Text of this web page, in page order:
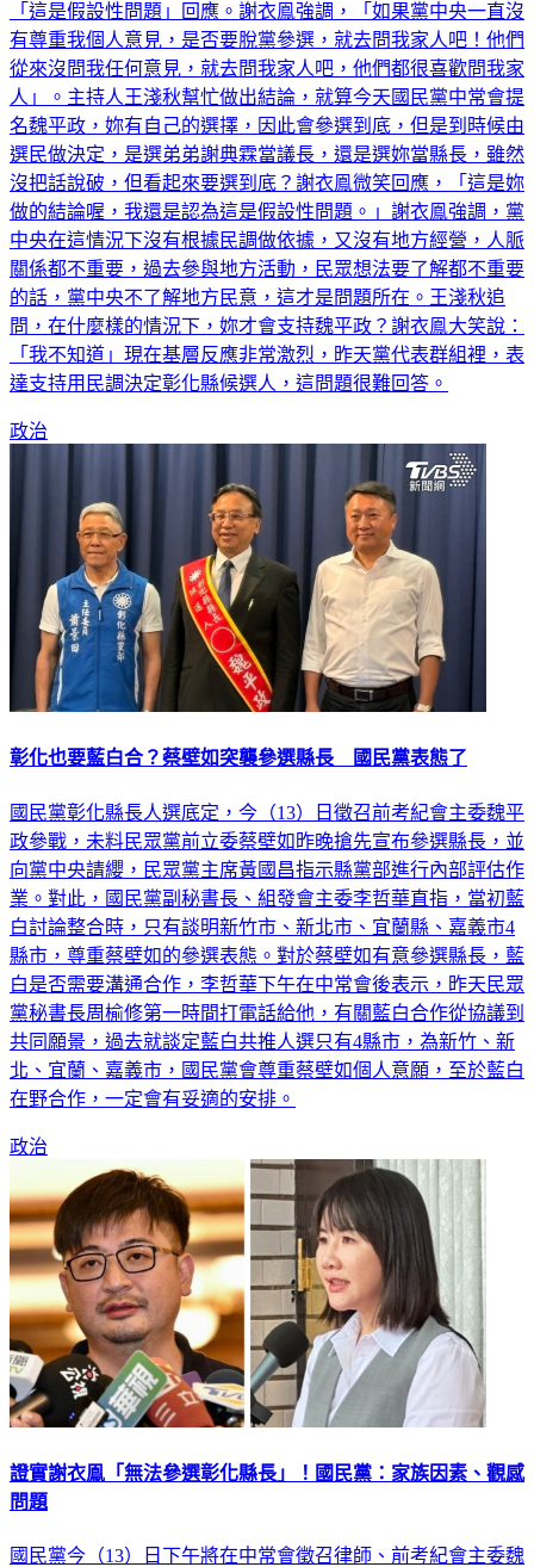
「這是假設性問題」回應。謝衣鳯強調，「如果黨中央一直沒
有尊重我個人意見，是否要脫黨參選，就去問我家人吧！他們
從來沒問我任何意見，就去問我家人吧，他們都很喜歡問我家
人」。主持人王淺秋幫忙做出結論，就算今天國民黨中常會提
名魏平政，妳有自己的選擇，因此會參選到底，但是到時候由
選民做決定，是選弟弟謝典霖當議長，還是選妳當縣長，雖然
沒把話說破，但看起來要選到底？謝衣鳯微笑回應，「這是妳
做的結論喔，我還是認為這是假設性問題。」謝衣鳯強調，黨
中央在這情況下沒有根據民調做依據，又沒有地方經營，人脈
關係都不重要，過去參與地方活動，民眾想法要了解都不重要
的話，黨中央不了解地方民意，這才是問題所在。王淺秋追
問，在什麼樣的情況下，妳才會支持魏平政？謝衣鳯大笑說：
「我不知道」現在基層反應非常激烈，昨天黨代表群組裡，表
達支持用民調決定彰化縣候選人，這問題很難回答。
政治
彰化也要藍白合？蔡壁如突襲參選縣長 國民黨表態了
國民黨彰化縣長人選底定，今（13）日徵召前考紀會主委魏平
政參戰，未料民眾黨前立委蔡壁如昨晚搶先宣布參選縣長，並
向黨中央請纓，民眾黨主席黃國昌指示縣黨部進行內部評估作
業。對此，國民黨副秘書長、組發會主委李哲華直指，當初藍
白討論整合時，只有談明新竹市、新北市、宜蘭縣、嘉義市4
縣市，尊重蔡壁如的參選表態。對於蔡壁如有意參選縣長，藍
白是否需要溝通合作，李哲華下午在中常會後表示，昨天民眾
黨秘書長周榆修第一時間打電話給他，有關藍白合作從協議到
共同願景，過去就談定藍白共推人選只有4縣市，為新竹、新
北、宜蘭、嘉義市，國民黨會尊重蔡壁如個人意願，至於藍白
在野合作，一定會有妥適的安排。
政治
證實謝衣鳯「無法參選彰化縣長」！國民黨：家族因素、觀感
問題
國民黨今（13）日下午將在中常會徵召律師、前考紀會主委魏